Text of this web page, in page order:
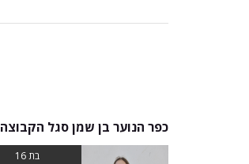
כפר הנוער בן שמן סגל הקבוצה
בת 16